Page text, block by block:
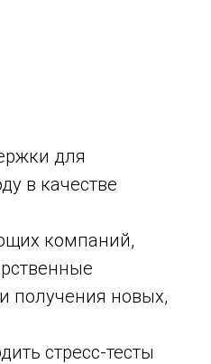
для
в качестве
компаний,
получения новых,
стресс-тесты